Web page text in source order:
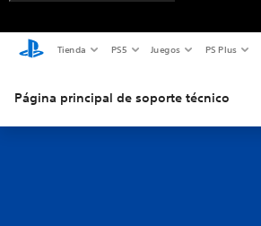
Tienda PS5 Juegos PS Plus
Página principal de soporte técnico